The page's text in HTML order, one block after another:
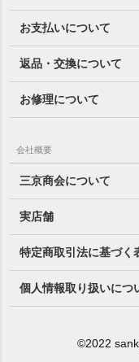
お支払いについて
返品・交換について
お修理について
会社概要
三京商会について
実店舗
特定商取引法に基づく
個人情報取り扱いにつ
©2022